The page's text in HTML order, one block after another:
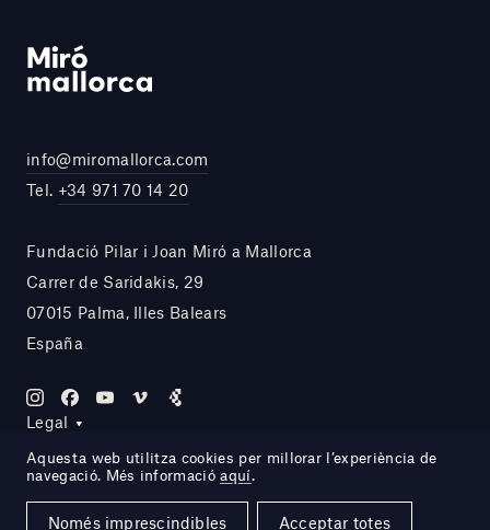
info@miromallorca.com
Tel. +34 971 70 14 20
Fundació Pilar i Joan Miró a Mallorca
Carrer de Saridakis, 29
07015 Palma, Illes Balears
España
Legal
Site by DOMO—A
Aquesta web utilitza cookies per millorar l’experiència de
navegació. Més informacióaquí.
Només imprescindibles Acceptar totes